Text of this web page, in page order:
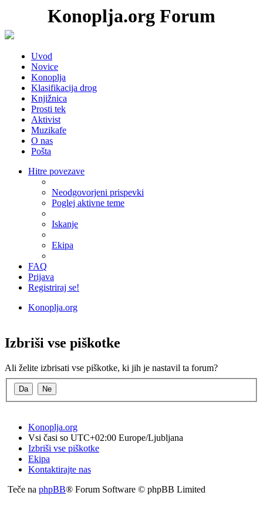
Konoplja.org Forum
Uvod
Novice
Konoplja
Klasifikacija drog
Knjižnica
Prosti tek
Aktivist
Muzikafe
O nas
Pošta
Hitre povezave
Neodgovorjeni prispevki
Poglej aktivne teme
Iskanje
Ekipa
FAQ
Prijava
Registriraj se!
Konoplja.org
Izbriši vse piškotke
Ali želite izbrisati vse piškotke, ki jih je nastavil ta forum?
Konoplja.org
Vsi časi so UTC+02:00 Europe/Ljubljana
Izbriši vse piškotke
Ekipa
Kontaktirajte nas
Teče na phpBB® Forum Software © phpBB Limited